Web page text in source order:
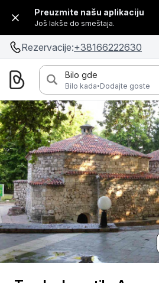
Preuzmite našu aplikaciju
Još lakše do smeštaja.
Rezervacije:+38166222630
Bilo gde
Bilo kada·Dodajte goste